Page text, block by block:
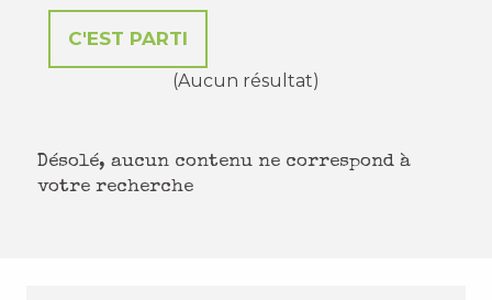
(Aucun résultat)
Désolé, aucun contenu ne correspond à
votre recherche